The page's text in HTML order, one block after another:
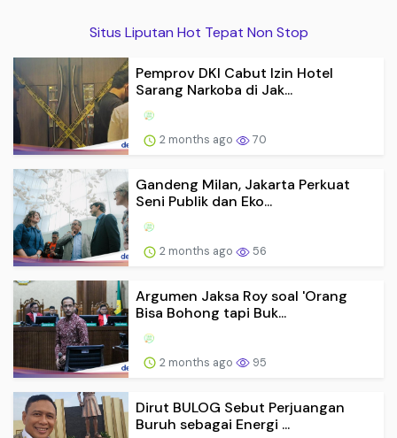
Situs Liputan Hot Tepat Non Stop
Pemprov DKI Cabut Izin Hotel
Sarang Narkoba di Jak...
2 months ago 70
Gandeng Milan, Jakarta Perkuat
Seni Publik dan Eko...
2 months ago 56
Argumen Jaksa Roy soal 'Orang
Bisa Bohong tapi Buk...
2 months ago 95
Dirut BULOG Sebut Perjuangan
Buruh sebagai Energi ...